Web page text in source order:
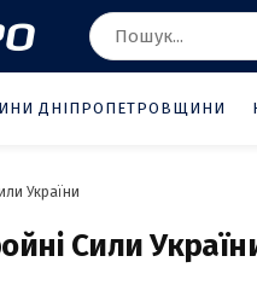
ДНІПРОПЕТРОВЩИНИ
України
Сили